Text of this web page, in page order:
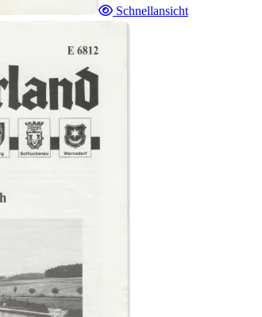
Schnellansicht